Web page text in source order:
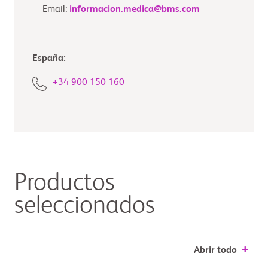
Email: informacion.medica@bms.com
España:
+34 900 150 160
Productos
seleccionados
Abrir todo